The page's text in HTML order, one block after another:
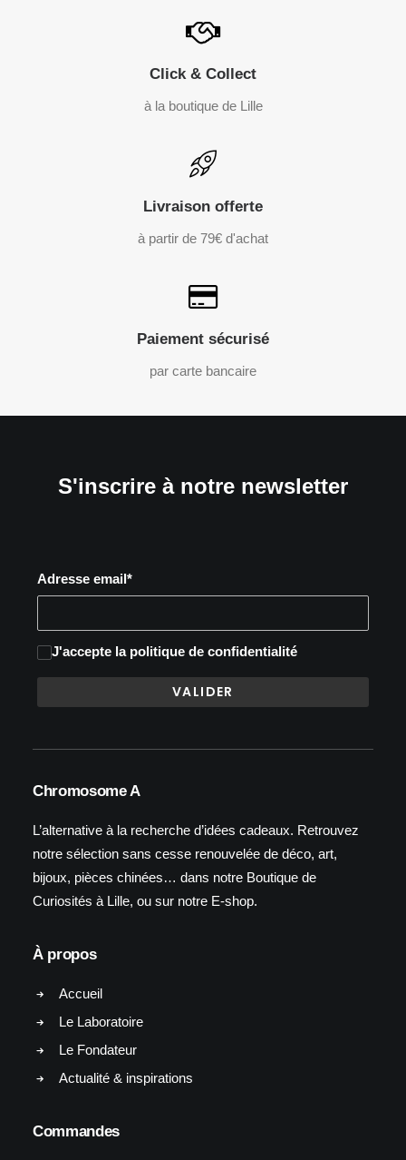
Click & Collect
à la boutique de Lille
Livraison offerte
à partir de 79€ d'achat
Paiement sécurisé
par carte bancaire
S'inscrire à notre newsletter
Adresse email*
J'accepte la politique de confidentialité
Chromosome A
L’alternative à la recherche d’idées cadeaux. Retrouvez
notre sélection sans cesse renouvelée de déco, art,
bijoux, pièces chinées… dans notre Boutique de
Curiosités à Lille, ou sur notre E-shop.
À propos
Accueil
Le Laboratoire
Le Fondateur
Actualité & inspirations
Commandes